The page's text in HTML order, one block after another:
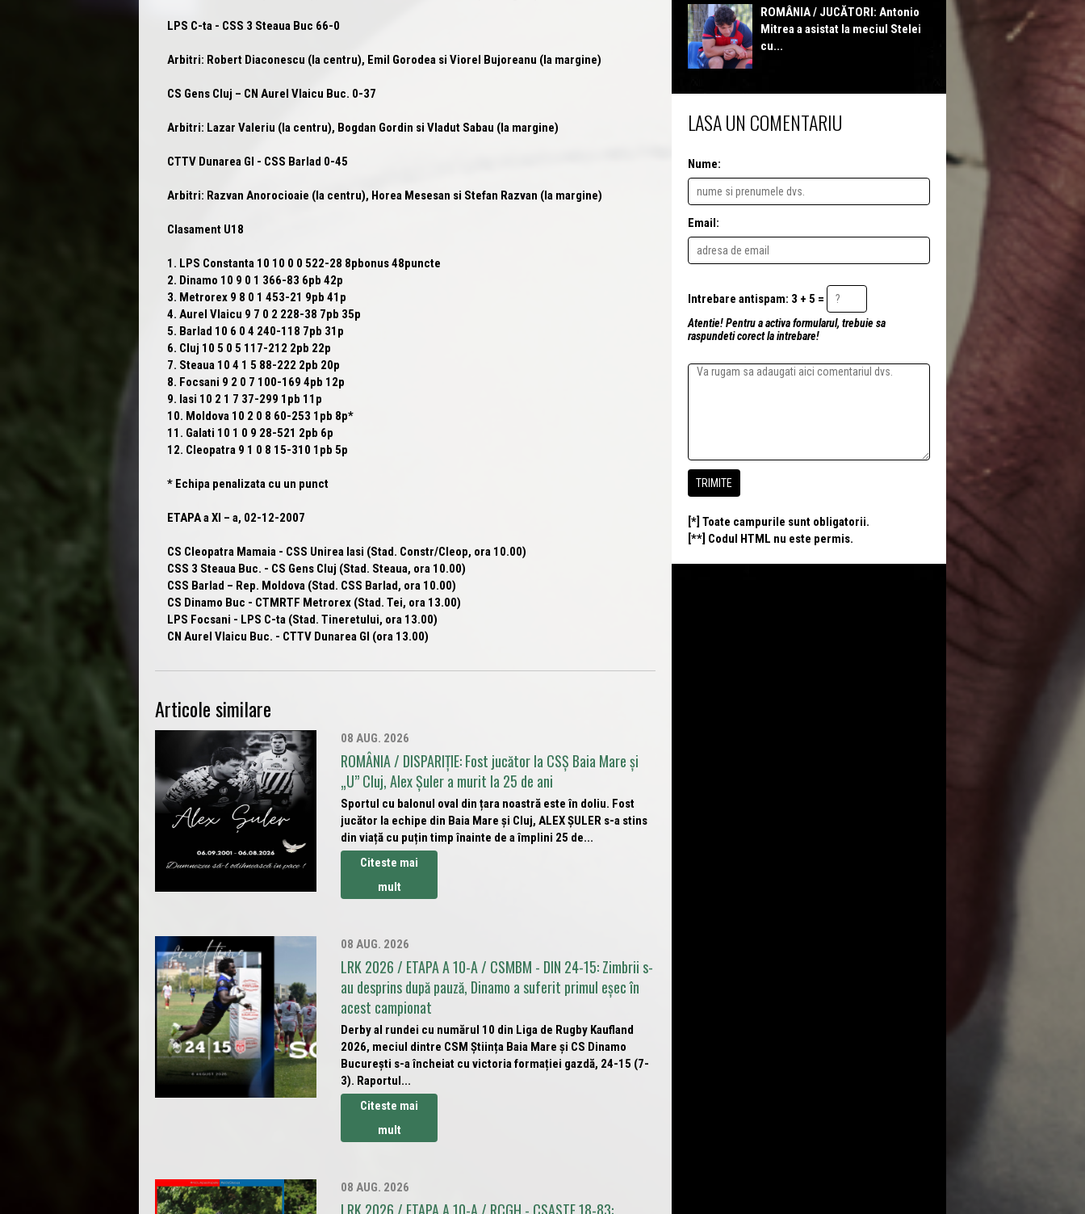
LPS C-ta - CSS 3 Steaua Buc 66-0
Arbitri: Robert Diaconescu (la centru), Emil Gorodea si Viorel Bujoreanu (la margine)
CS Gens Cluj – CN Aurel Vlaicu Buc. 0-37
Arbitri: Lazar Valeriu (la centru), Bogdan Gordin si Vladut Sabau (la margine)
CTTV Dunarea Gl - CSS Barlad 0-45
Arbitri: Razvan Anorocioaie (la centru), Horea Mesesan si Stefan Razvan (la margine)
Clasament U18
1. LPS Constanta 10 10 0 0 522-28 8pbonus 48puncte
2. Dinamo 10 9 0 1 366-83 6pb 42p
3. Metrorex 9 8 0 1 453-21 9pb 41p
4. Aurel Vlaicu 9 7 0 2 228-38 7pb 35p
5. Barlad 10 6 0 4 240-118 7pb 31p
6. Cluj 10 5 0 5 117-212 2pb 22p
7. Steaua 10 4 1 5 88-222 2pb 20p
8. Focsani 9 2 0 7 100-169 4pb 12p
9. Iasi 10 2 1 7 37-299 1pb 11p
10. Moldova 10 2 0 8 60-253 1pb 8p*
11. Galati 10 1 0 9 28-521 2pb 6p
12. Cleopatra 9 1 0 8 15-310 1pb 5p
* Echipa penalizata cu un punct
ETAPA a XI – a, 02-12-2007
CS Cleopatra Mamaia - CSS Unirea Iasi (Stad. Constr/Cleop, ora 10.00)
CSS 3 Steaua Buc. - CS Gens Cluj (Stad. Steaua, ora 10.00)
CSS Barlad – Rep. Moldova (Stad. CSS Barlad, ora 10.00)
CS Dinamo Buc - CTMRTF Metrorex (Stad. Tei, ora 13.00)
LPS Focsani - LPS C-ta (Stad. Tineretului, ora 13.00)
CN Aurel Vlaicu Buc. - CTTV Dunarea Gl (ora 13.00)
Articole similare
08 AUG. 2026
ROMÂNIA / DISPARIȚIE: Fost jucător la CSȘ Baia Mare și
„U” Cluj, Alex Șuler a murit la 25 de ani
Sportul cu balonul oval din țara noastră este în doliu. Fost
jucător la echipe din Baia Mare și Cluj, ALEX ȘULER s-a stins
din viață cu puțin timp înainte de a împlini 25 de...
Citeste mai
mult
08 AUG. 2026
LRK 2026 / ETAPA A 10-A / CSMBM - DIN 24-15: Zimbrii s-
au desprins după pauză, Dinamo a suferit primul eșec în
acest campionat
Derby al rundei cu numărul 10 din Liga de Rugby Kaufland
2026, meciul dintre CSM Știința Baia Mare și CS Dinamo
București s-a încheiat cu victoria formației gazdă, 24-15 (7-
3). Raportul...
Citeste mai
mult
08 AUG. 2026
LRK 2026 / ETAPA A 10-A / RCGH - CSASTE 18-83:
ROMÂNIA / JUCĂTORI: Antonio
Mitrea a asistat la meciul Stelei
cu...
LASA UN COMENTARIU
Nume:
Email:
Intrebare antispam: 3 + 5 =
Atentie! Pentru a activa formularul, trebuie sa
raspundeti corect la intrebare!
[*] Toate campurile sunt obligatorii.
[**] Codul HTML nu este permis.